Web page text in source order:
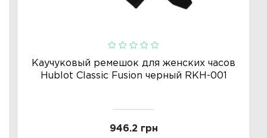
Каучуковый ремешок для женских часов
Hublot Classic Fusion черный RKH-001
946.2 грн